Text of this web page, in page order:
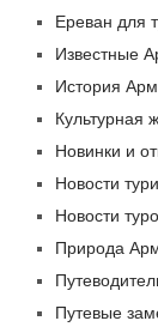
Ереван для
Известные
История
Культурная
Новинки и
Новости
Новости
Природа
Путевые